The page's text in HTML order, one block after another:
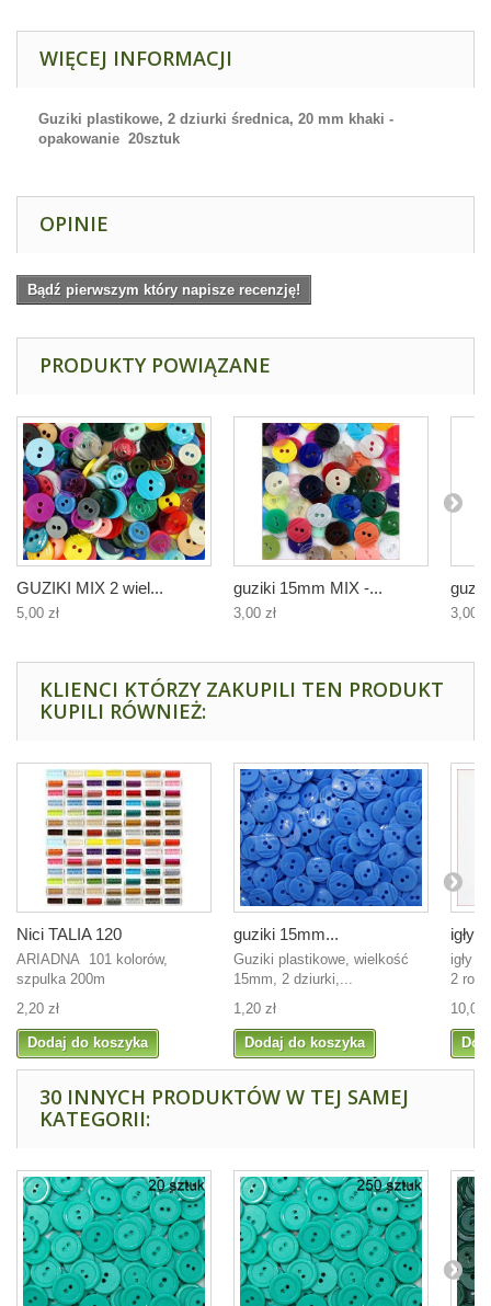
WIĘCEJ INFORMACJI
Guziki plastikowe, 2 dziurki średnica, 20 mm khaki -
opakowanie 20sztuk
OPINIE
Bądź pierwszym który napisze recenzję!
PRODUKTY POWIĄZANE
GUZIKI MIX 2 wiel...
5,00 zł
guziki 15mm MIX -...
3,00 zł 3,00
KLIENCI KTÓRZY ZAKUPILI TEN PRODUKT
KUPILI RÓWNIEŻ:
Nici TALIA 120
ARIADNA 101 kolorów,
szpulka 200m
2,20 zł
Dodaj do koszyka
guziki 15mm...
Guziki plastikowe, wielkość
15mm, 2 dziurki,...
1,20 zł
Dodaj do koszyka
igły...
igły
2
10,00
30 INNYCH PRODUKTÓW W TEJ SAMEJ
KATEGORII: